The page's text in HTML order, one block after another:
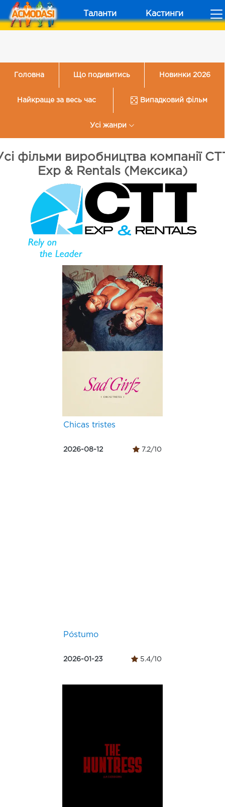
Таланти Кастинги
Головна Що подивитись Новинки 2026
Найкраще за весь час Випадковий фільм
Усі жанри
фільми виробництва компанії
Exp & Rentals (Мексика)
Chicas tristes
2026-08-12 7.2/10
Póstumo
2026-01-23 5.4/10